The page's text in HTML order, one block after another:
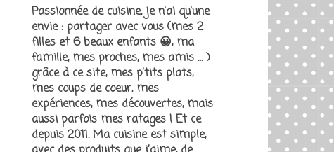
Passionnée de cuisine, je n'ai qu'une
envie : partager avec vous (mes 2
filles et 6 beaux enfants 😀, ma
famille, mes proches, mes amis … )
grâce à ce site, mes p’tits plats,
mes coups de coeur, mes
expériences, mes découvertes, mais
aussi parfois mes ratages ! Et ce
depuis 2011. Ma cuisine est simple,